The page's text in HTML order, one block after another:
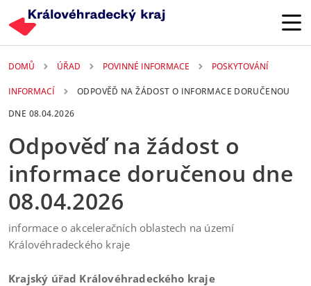
DOMŮ ÚŘAD POVINNÉ INFORMACE POSKYTOVÁNÍ
INFORMACÍ
ODPOVĚĎ NA ŽÁDOST O INFORMACE DORUČENOU
DNE 08.04.2026
Odpověď na žádost o
informace doručenou dne
08.04.2026
6. 05. 2026
informace o akceleračních oblastech na území
Královéhradeckého kraje
Krajský úřad Královéhradeckého kraje